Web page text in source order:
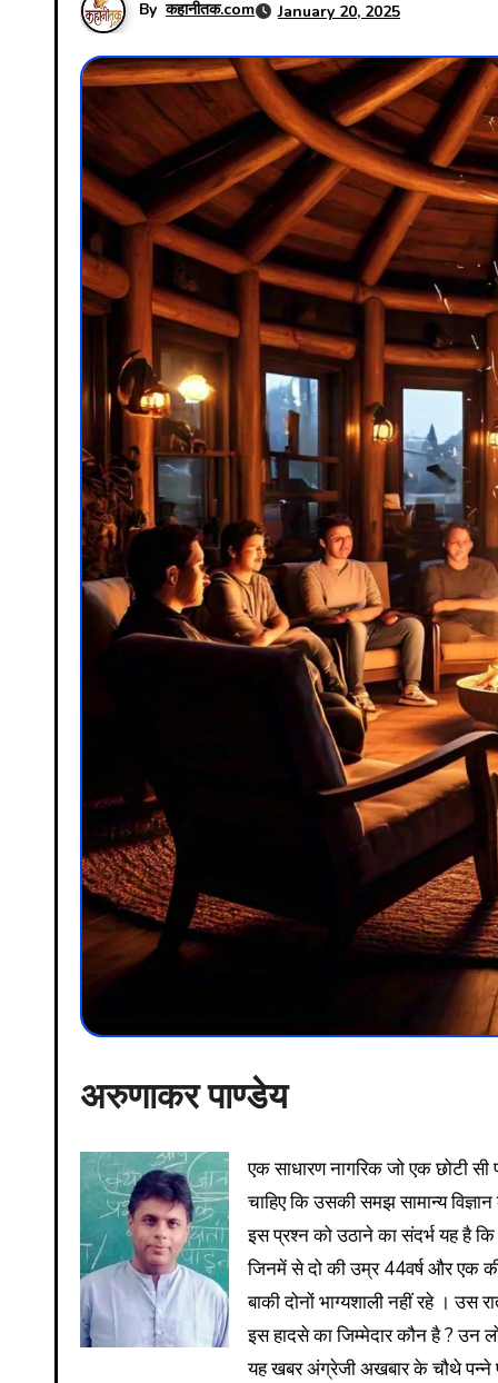
By कहानीतक.com January 20, 2025
अरुणाकर पाण्डेय
एक साधारण नागरिक जो एक छोटी सी प्राइवेट नौकरी करता है,उसकी शिक्षा का स्तर क्या होना चाहिए, बल्कि यह प्रश्न यह होना
चाहिए कि उसकी समझ सामान्य
इस प्रश्न को उठाने का संदर्भ यह है
जिनमें से दो की उम्र 44वर्ष और एक
बाकी दोनों भाग्यशाली नहीं रहे ।
इस हादसे का जिम्मेदार कौन है ? उन
यह खबर अंग्रेजी अखबार के चौथे पन्ने